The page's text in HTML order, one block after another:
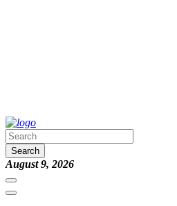
Search
August 9, 2026